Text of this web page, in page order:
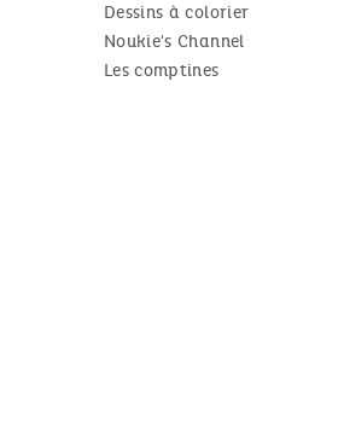
Dessins à colorier
Noukie's Channel
Les comptines